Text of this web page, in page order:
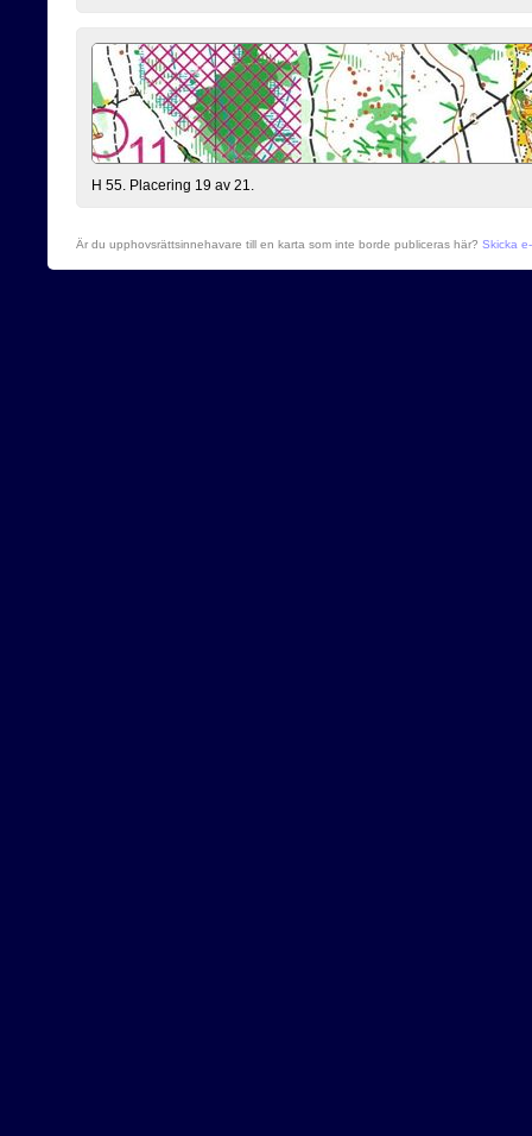
H 55. Placering 19 av 21.
Är du upphovsrättsinnehavare till en karta som inte borde publiceras här? Skicka